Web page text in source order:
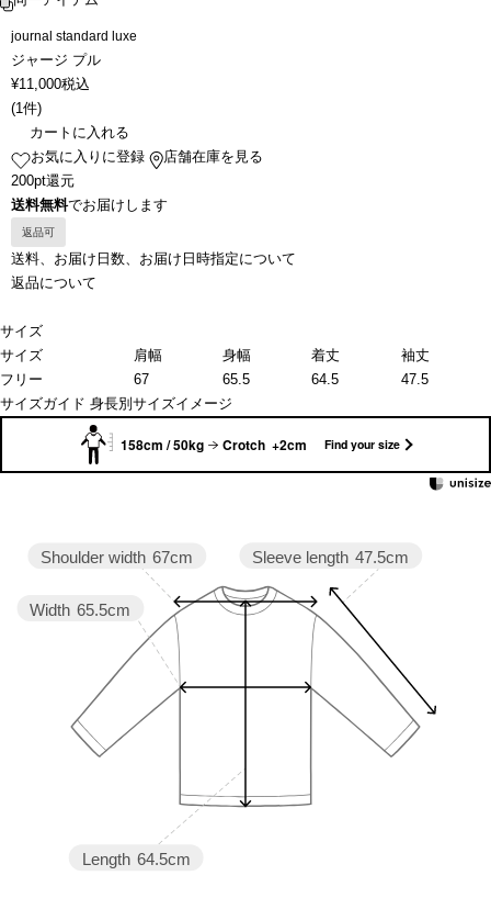
journal standard luxe
ジャージ プル
¥11,000税込
(1件)
カートに入れる
お気に入りに登録
店舗在庫を見る
200pt還元
送料無料でお届けします
返品可
送料、お届け日数、お届け日時指定について
返品について
サイズ
サイズ
肩幅 身幅 着丈
袖丈
フリー
67 65.5 64.5
47.5
サイズガイド 身長別サイズイメージ
158cm / 50kg Crotch +2cm Find your size
Sleeve length 47.5cm
Length 64.5cm
Width 65.5cm
Shoulder width 67cm